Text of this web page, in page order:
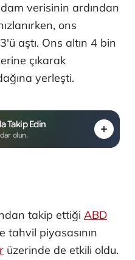
verisinin ardından
ons
aştı. Ons altın 4 bin
çıkarak
yerleşti.
Takip Edin
olun.
takip ettiği ABD
tahvil piyasasının
üzerinde de etkili oldu.